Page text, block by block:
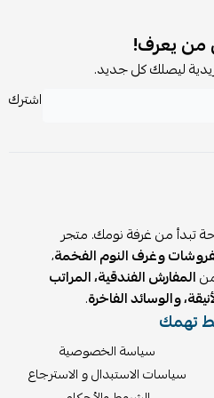
من يعرف!
ليصلك كل جديد.
اشترك
تبدأ من غرفة نومك. متجر
وغرف النوم الفخمة،
المفارش الفندقية، المراتب
والوسائد الفاخرة.
تهمك
سياسة الخصوصية
سياسات الاستبدال و الاسترجاع